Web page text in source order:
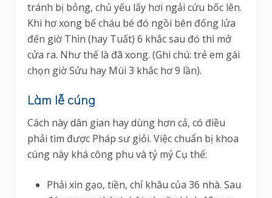
tránh bị bỏng, chủ yếu lấy hơi ngải cứu bốc lên.
Khi hơ xong bế cháu bé đó ngồi bên đống lửa
đến giờ Thìn (hay Tuất) 6 khắc sau đó thì mở
cửa ra. Như thế là đã xong. (Ghi chú: trẻ em gái
chọn giờ Sửu hay Mùi 3 khắc hơ 9 lần).
Làm lễ cúng
Cách này dân gian hay dùng hơn cả, có điều
phải tìm được Pháp sư giỏi. Việc chuẩn bị khoa
cúng này khá công phu và tỷ mỷ Cụ thể:
Phải xin gạo, tiền, chỉ khâu của 36 nhà. Sau